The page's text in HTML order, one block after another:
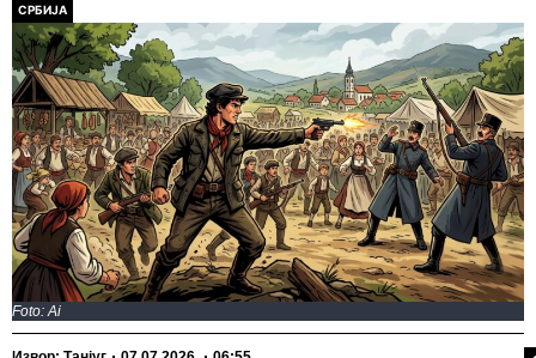
СРБИЈА
Foto: Ai